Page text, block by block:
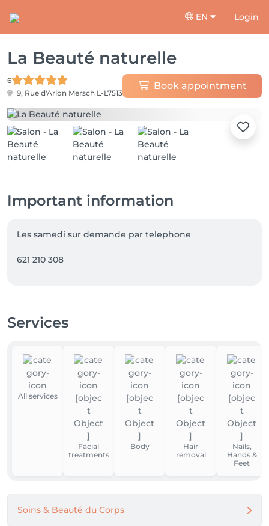
EN Login
La Beauté naturelle
6
9, Rue d'Arlon Mersch L-L7513
Book appointment
Important information
Les samedi sur demande par telephone
621 210 308
Services
All services
Facial
treatments
Body
Hair
removal
Nails,
Hands &
Feet
Soins & Beauté du Corps